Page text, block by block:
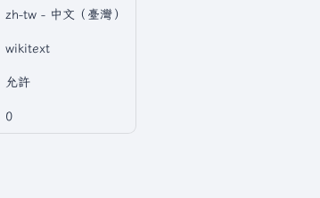
zh-tw - 中文（臺灣）
wikitext
允許
0